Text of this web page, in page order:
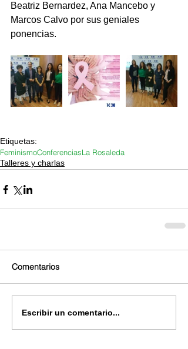
Beatriz Bernardez, Ana Mancebo y
Marcos Calvo por sus geniales
ponencias.
Etiquetas:
FeminismoConferenciasLa Rosaleda
Talleres y charlas
Comentarios
Escribir un comentario...